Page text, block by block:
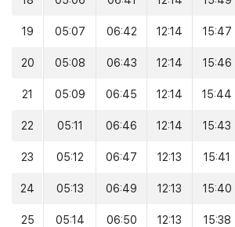
19 05:07 06:42 12:14 15:47
20 05:08 06:43 12:14 15:46
21 05:09 06:45 12:14 15:44
22 05:11 06:46 12:14 15:43
23 05:12 06:47 12:13 15:41
24 05:13 06:49 12:13 15:40
25 05:14 06:50 12:13 15:38